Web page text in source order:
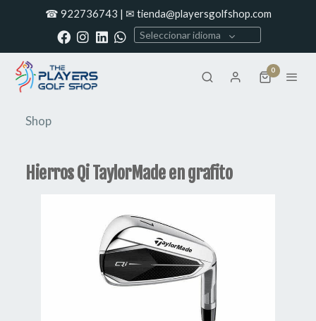
☎ 922736743 | ✉ tienda@playersgolfshop.com
Seleccionar idioma
0
Shop
Hierros Qi TaylorMade en grafito